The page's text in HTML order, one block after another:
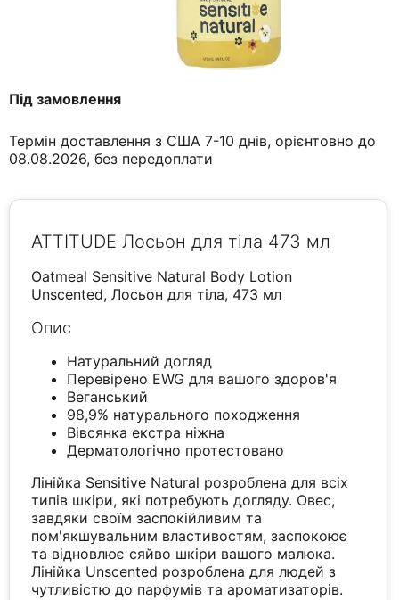
Під замовлення
Термін доставлення з США 7-10 днів, орієнтовно до
08.08.2026, без передоплати
ATTITUDE Лосьон для тіла 473 мл
Oatmeal Sensitive Natural Body Lotion
Unscented, Лосьон для тіла, 473 мл
Опис
Натуральний догляд
Перевірено EWG для вашого здоров'я
Веганський
98,9% натурального походження
Вівсянка екстра ніжна
Дерматологічно протестовано
Лінійка Sensitive Natural розроблена для всіх
типів шкіри, які потребують догляду. Овес,
завдяки своїм заспокійливим та
пом'якшувальним властивостям, заспокоює
та відновлює сяйво шкіри вашого малюка.
Лінійка Unscented розроблена для людей з
чутливістю до парфумів та ароматизаторів.